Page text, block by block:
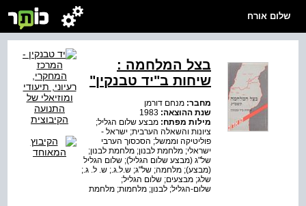
שלום אורח
בצל המלחמה :
שיחות ב"יד טבנקין"
מחבר: מנחם דורמן
שנת ההוצאה:
מילות מפתח: מבצע שלום הגליל;
ציונות והשאלה הערבית; ישראל -
פוליטיקה וממשל; הסכסוך הערבי
ישראלי; מלחמת לבנון; מלחמת לבנון;
של"ג (מבצע שלום הגליל); שלום הגליל
(מבצע); מלחמה; של"ג; ש.ל.ג.; ש. ל. ג.;
שלג; מבצעים; שלום הגליל;
שלום-הגליל; לבנון; מלחמות; מלחמת